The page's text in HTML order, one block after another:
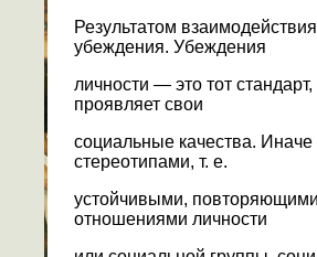
Результатом
убеждения. Убеждения
личности — это тот
проявляет свои
социальные качества.
стереотипами, т. е.
устойчивыми,
отношениями личности